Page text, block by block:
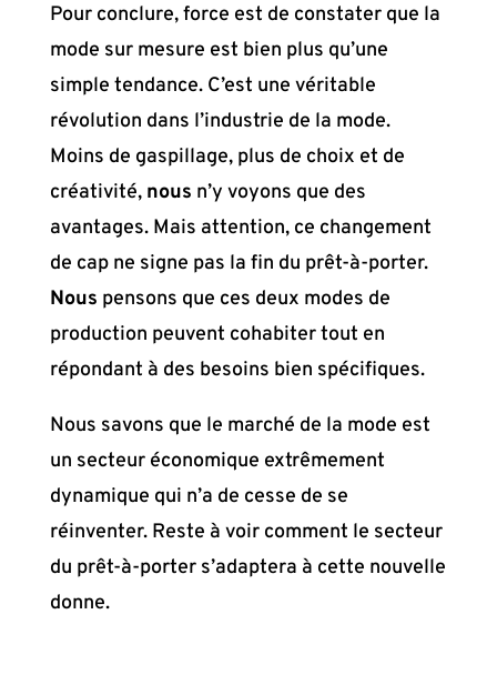
Pour conclure, force est de constater que la
mode sur mesure est bien plus qu’une
simple tendance. C’est une véritable
révolution dans l’industrie de la mode.
Moins de gaspillage, plus de choix et de
créativité, nous n’y voyons que des
avantages. Mais attention, ce changement
de cap ne signe pas la fin du prêt-à-porter.
Nous pensons que ces deux modes de
production peuvent cohabiter tout en
répondant à des besoins bien spécifiques.
Nous savons que le marché de la mode est
un secteur économique extrêmement
dynamique qui n’a de cesse de se
réinventer. Reste à voir comment le secteur
du prêt-à-porter s’adaptera à cette nouvelle
donne.